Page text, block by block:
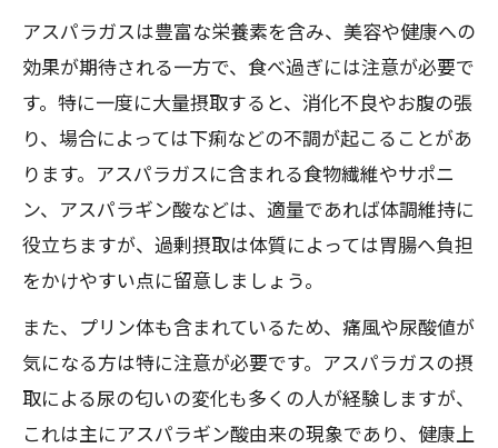
アスパラガスは豊富な栄養素を含み、美容や健康への
効果が期待される一方で、食べ過ぎには注意が必要で
す。特に一度に大量摂取すると、消化不良やお腹の張
り、場合によっては下痢などの不調が起こることがあ
ります。アスパラガスに含まれる食物繊維やサポニ
ン、アスパラギン酸などは、適量であれば体調維持に
役立ちますが、過剰摂取は体質によっては胃腸へ負担
をかけやすい点に留意しましょう。
また、プリン体も含まれているため、痛風や尿酸値が
気になる方は特に注意が必要です。アスパラガスの摂
取による尿の匂いの変化も多くの人が経験しますが、
これは主にアスパラギン酸由来の現象であり、健康上